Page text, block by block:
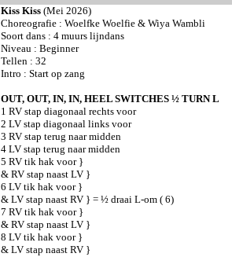
Kiss Kiss (Mei 2026)
Choreografie : Woelfke Woelfie & Wiya Wambli
Soort dans : 4 muurs lijndans
Niveau : Beginner
Tellen : 32
Intro : Start op zang
OUT, OUT, IN, IN, HEEL SWITCHES ½ TURN L
1 RV stap diagonaal rechts voor
2 LV stap diagonaal links voor
3 RV stap terug naar midden
4 LV stap terug naar midden
5 RV tik hak voor }
& RV stap naast LV }
6 LV tik hak voor }
& LV stap naast RV } = ½ draai L-om ( 6)
7 RV tik hak voor }
& RV stap naast LV }
8 LV tik hak voor }
& LV stap naast RV }